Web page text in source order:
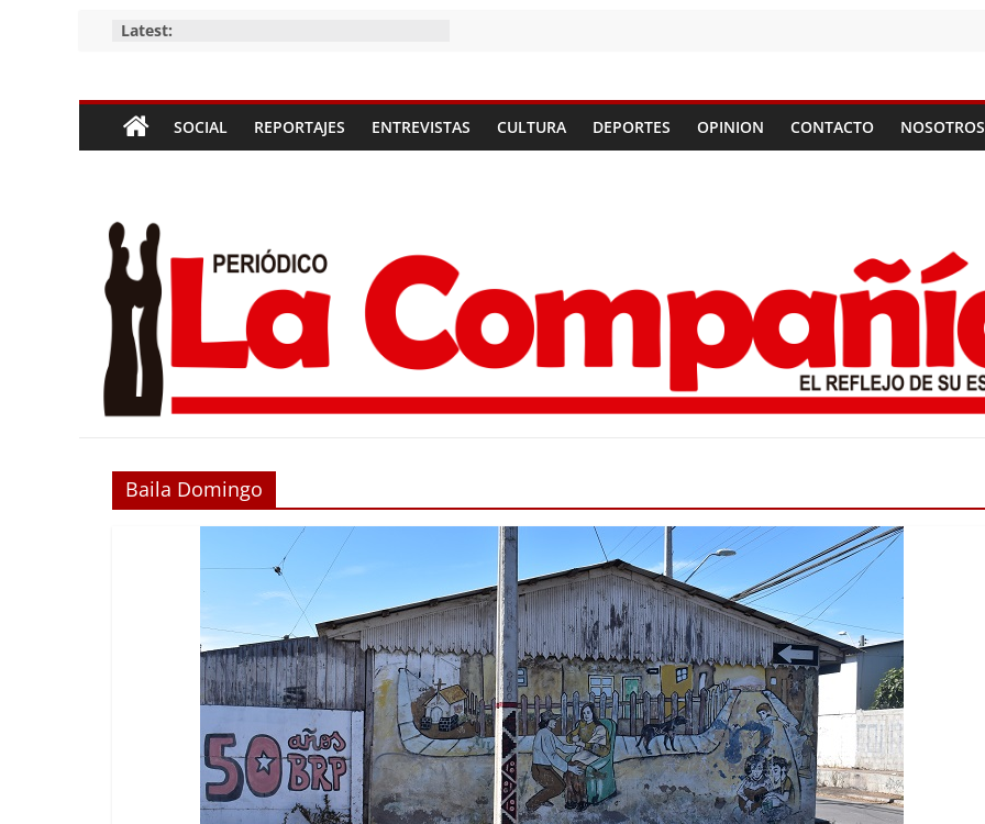
Latest:
Periódico
La
Compañía
Periódico
las
Compañías
SOCIAL REPORTAJES ENTREVISTAS CULTURA DEPORTES OPINION CONTACTO NOSOTROS
Baila Domingo